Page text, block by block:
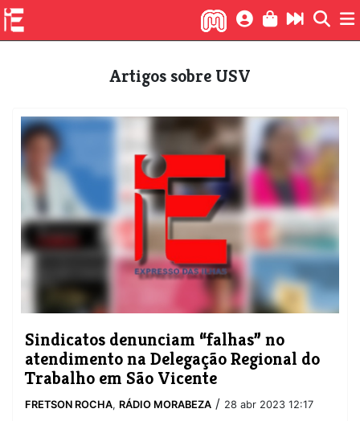
Artigos sobre USV
​Sindicatos denunciam “falhas” no
atendimento na Delegação Regional do
Trabalho em São Vicente
FRETSON ROCHA, RÁDIO MORABEZA / 28 abr 2023 12:17